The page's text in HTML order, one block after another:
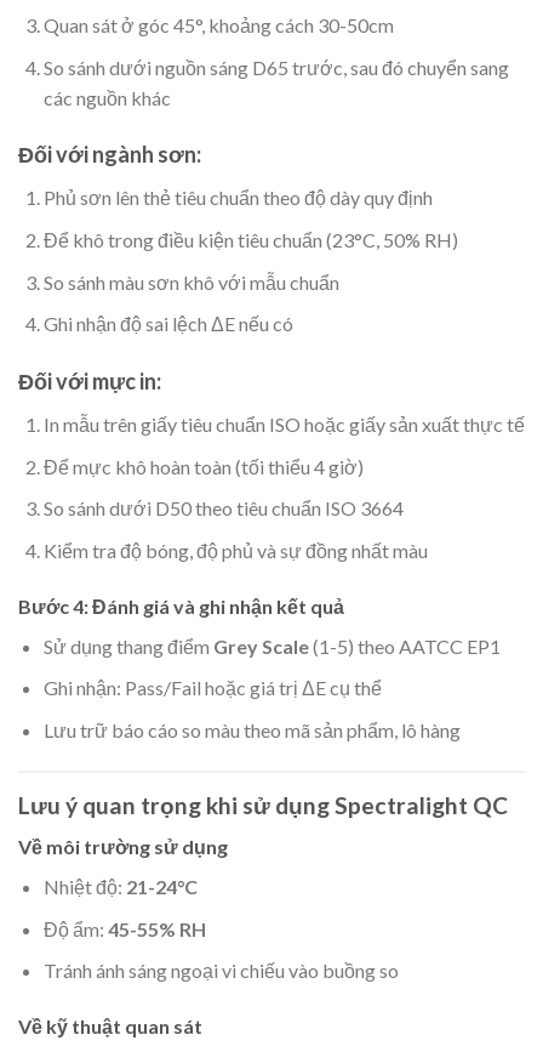
Quan sát ở góc 45°, khoảng cách 30-50cm
So sánh dưới nguồn sáng D65 trước, sau đó chuyển sang
các nguồn khác
Đối với ngành sơn:
Phủ sơn lên thẻ tiêu chuẩn theo độ dày quy định
Để khô trong điều kiện tiêu chuẩn (23°C, 50% RH)
So sánh màu sơn khô với mẫu chuẩn
Ghi nhận độ sai lệch ΔE nếu có
Đối với mực in:
In mẫu trên giấy tiêu chuẩn ISO hoặc giấy sản xuất thực tế
Để mực khô hoàn toàn (tối thiểu 4 giờ)
So sánh dưới D50 theo tiêu chuẩn ISO 3664
Kiểm tra độ bóng, độ phủ và sự đồng nhất màu
Bước 4: Đánh giá và ghi nhận kết quả
Sử dụng thang điểm Grey Scale(1-5) theo AATCC EP1
Ghi nhận: Pass/Fail hoặc giá trị ΔE cụ thể
Lưu trữ báo cáo so màu theo mã sản phẩm, lô hàng
Lưu ý quan trọng khi sử dụng Spectralight QC
Về môi trường sử dụng
Nhiệt độ: 21-24°C
Độ ẩm: 45-55% RH
Tránh ánh sáng ngoại vi chiếu vào buồng so
Về kỹ thuật quan sát